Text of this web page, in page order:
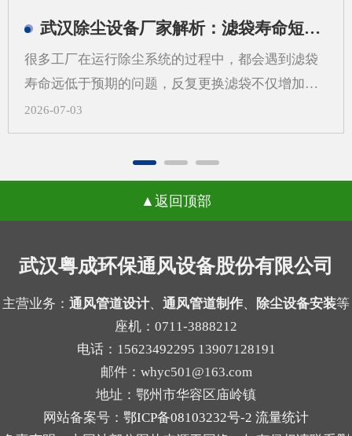
来说，粉尘类型、空间条件和工艺流程差异较大，
更需要从系统角度来考虑除尘设备制作，而不是只
看“壳体先行”。一、先做外壳后算系统，常见问题
声上升。2.管道布置受限，改动成本增加外壳定型
后，管道接口、检修空间和设备进出方向往往被锁
管路过长，或者维护口不好留，现场就可能需要重
新调整。3.过滤单元与结构不协调不同粉尘适合的
过滤方式不同，例如干性粉尘、粘性粉尘、细颗粒
武汉除尘设备厂家解析：滤袋寿命短，问题可能不在滤袋，而在气流分布
很多工厂在运行除尘系统的过程中，都会遇到滤袋
寿命远低于预期的问题，反复更换滤袋不仅增加了
日常运维的成本，还会打乱正常的生产节奏，武汉
除尘设备厂家在长期跟进现场调试的过程中发现，
很多用户会把问题归咎于滤袋本身的质量，反复更
换不同品牌的滤袋却始终没能改善状况。一、气流
分布不均引发的局部高速冲刷当除尘设备内部气流
部分区域的风速远超设计标准，高速流动的气流会
持续冲刷滤袋表面，原本能支撑数年使用的滤袋，
在长期的高强度摩擦下，磨损速度会大幅加快，很
容易出现局部破损的情况。很多现场案例里，靠近
进气口一侧的滤袋磨损速度是其他区域的两三倍，
就是这个原因导致的。二、局部高负荷带来的积灰
板结与糊袋气流分布不均还会让局部区域的滤袋长
期处于高负荷工作状态，大量粉尘在短时间内集中
2026-07-03
返回顶部
武汉粤成环保通风设备股份有限公司
主营业务： 通风管道设计、 通风管道制作、 除尘设备安装等
座机：0711-3888212
电话：15623492295 13907128191
邮件：whyc501@163.com
地址：鄂州市华容区庙岭镇
网站备案号： 鄂ICP备08103232号-2 流量统计